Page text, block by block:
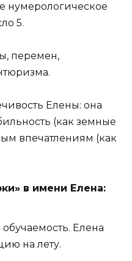
нумерологическое
5.
перемен,
Елены: она
(как земные
впечатлениям (как
в имени Елена:
Елена
на лету.